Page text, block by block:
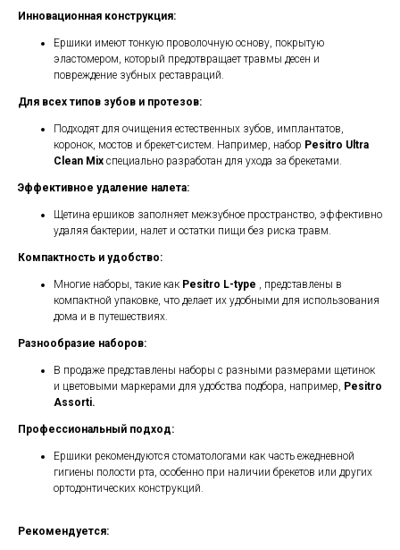
Инновационная конструкция:
Ершики имеют тонкую проволочную основу, покрытую
эластомером, который предотвращает травмы десен и
повреждение зубных реставраций.
Для всех типов зубов и протезов:
Подходят для очищения естественных зубов, имплантатов,
коронок, мостов и брекет-систем. Например, набор Pesitro Ultra
Clean Mix специально разработан для ухода за брекетами.
Эффективное удаление налета:
Щетина ершиков заполняет межзубное пространство, эффективно
удаляя бактерии, налет и остатки пищи без риска травм.
Компактность и удобство:
Многие наборы, такие как Pesitro L-type , представлены в
компактной упаковке, что делает их удобными для использования
дома и в путешествиях.
Разнообразие наборов:
В продаже представлены наборы с разными размерами щетинок
и цветовыми маркерами для удобства подбора, например, Pesitro
Assorti.
Профессиональный подход:
Ершики рекомендуются стоматологами как часть ежедневной
гигиены полости рта, особенно при наличии брекетов или других
ортодонтических конструкций.
Рекомендуется: